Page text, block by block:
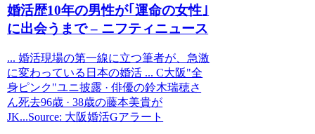
婚活歴10年の男性が｢運命の女性｣
に出会うまで – ニフティニュース
... 婚活現場の第一線に立つ筆者が、急激
に変わっている日本の婚活 ... C大阪"全
身ピンク"ユニ披露 · 俳優の鈴木瑞穂さ
ん死去96歳 · 38歳の藤本美貴が
JK...Source: 大阪婚活Gアラート